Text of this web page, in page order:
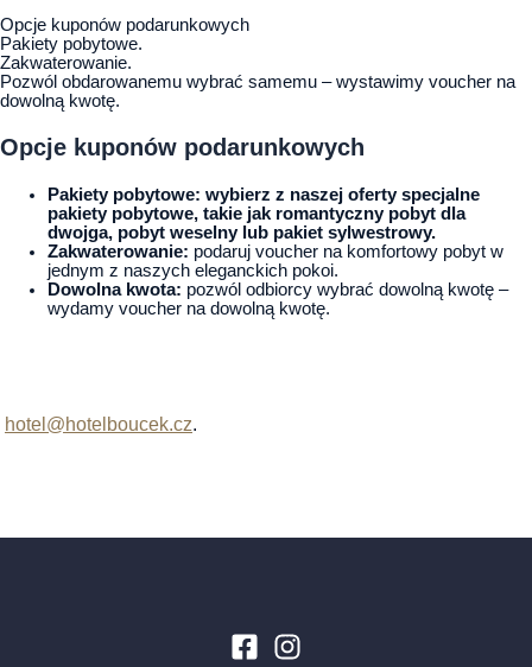
Opcje kuponów podarunkowych
Pakiety pobytowe.
Zakwaterowanie.
Pozwól obdarowanemu wybrać samemu – wystawimy voucher na
dowolną kwotę.
Opcje kuponów podarunkowych
Pakiety pobytowe: wybierz z naszej oferty specjalne
pakiety pobytowe, takie jak romantyczny pobyt dla
dwojga, pobyt weselny lub pakiet sylwestrowy.
Zakwaterowanie: podaruj voucher na komfortowy pobyt w
jednym z naszych eleganckich pokoi.
Dowolna kwota: pozwól odbiorcy wybrać dowolną kwotę –
wydamy voucher na dowolną kwotę.
hotel@hotelboucek.cz.